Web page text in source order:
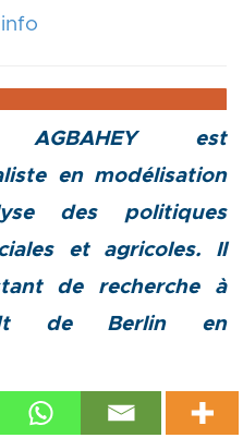
AGBAHEY est
en modélisation
des politiques
et agricoles. Il
de recherche à
de Berlin en